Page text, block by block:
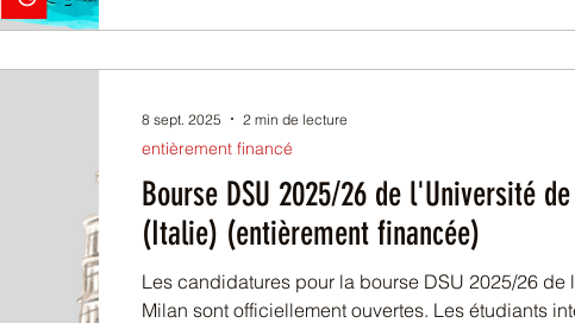
Bourse DSU 2025/26 de l'Université
(Italie) (entièrement financée)
Les candidatures pour la bourse DSU 2025/26 de l’ Université de
Milan sont officiellement ouvertes. Les étudiants
entièrement financé
8 sept. 2025 2 min de lecture